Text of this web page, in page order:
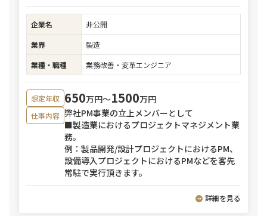
企業名
非公開
業界
製造
業種・職種
業務改善・変革エンジニア
想定年収 650万円〜1500万円
仕事内容 弊社PM事業の立上メンバーとして
■製造業におけるプロジェクトマネジメント業
務。
例：製品開発/設計プロジェクトにおけるPM、
設備導入プロジェクトにおけるPMなどを客先
常駐で実行頂きます。
詳細を見る